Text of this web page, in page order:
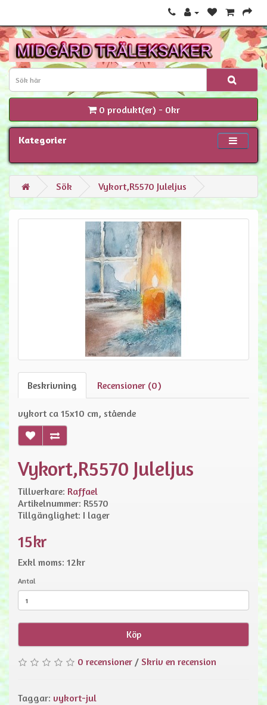
0 produkt(er) - 0kr
Kategorier
Sök Vykort,R5570 Juleljus
Beskrivning Recensioner (0)
vykort ca 15x10 cm, stående
Vykort,R5570 Juleljus
Tillverkare: Raffael
Artikelnummer: R5570
Tillgänglighet: I lager
15kr
Exkl moms: 12kr
Antal
Köp
0 recensioner / Skriv en recension
Taggar: vykort-jul